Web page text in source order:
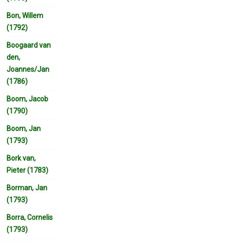
Bon, Willem
(1792)
Boogaard van
den,
Joannes/Jan
(1786)
Boom, Jacob
(1790)
Boom, Jan
(1793)
Bork van,
Pieter (1783)
Borman, Jan
(1793)
Borra, Cornelis
(1793)